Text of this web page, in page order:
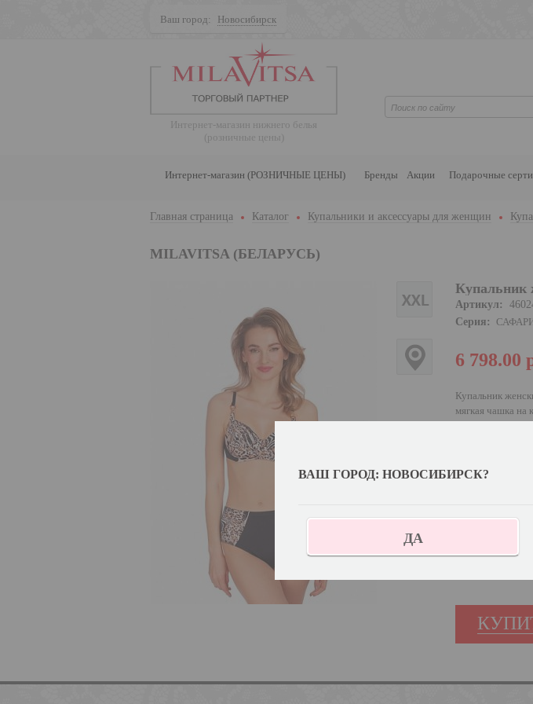
Ваш город: Новосибирск
Интернет-магазин нижнего белья
(розничные цены)
Интернет-магазин (РОЗНИЧНЫЕ ЦЕНЫ) Бренды Акции Подарочные
Главная страница Каталог Купальники и аксессуары для женщин
MILAVITSA (БЕЛАРУСЬ)
Купальник
Артикул:
Серия:
6 798.00
Купальник
мягкая чашка на
ВАШ ГОРОД: НОВОСИБИРСК?
ДА